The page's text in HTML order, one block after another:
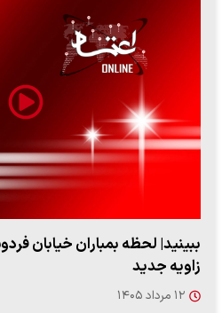
زاویه جدید
۱۲ مرداد ۱۴۰۵